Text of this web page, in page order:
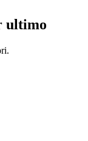
ultimo